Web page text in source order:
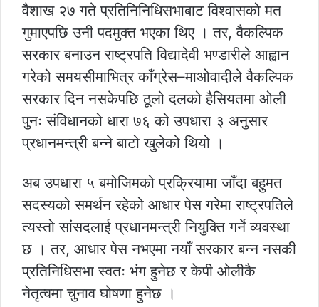
वैशाख २७ गते प्रतिनिनिधिसभाबाट विश्वासको मत
गुमाएपछि उनी पदमुक्त भएका थिए । तर, वैकल्पिक
सरकार बनाउन राष्ट्रपति विद्यादेवी भण्डारीले आह्वान
गरेको समयसीमाभित्र काँग्रेस–माओवादीले वैकल्पिक
सरकार दिन नसकेपछि ठूलो दलको हैसियतमा ओली
पुनः संविधानको धारा ७६ को उपधारा ३ अनुसार
प्रधानमन्त्री बन्ने बाटो खुलेको थियो ।
अब उपधारा ५ बमोजिमको प्रक्रियामा जाँदा बहुमत
सदस्यको समर्थन रहेको आधार पेस गरेमा राष्ट्रपतिले
त्यस्तो सांसदलाई प्रधानमन्त्री नियुक्ति गर्ने व्यवस्था
छ । तर, आधार पेस नभएमा नयाँ सरकार बन्न नसकी
प्रतिनिधिसभा स्वतः भंग हुनेछ र केपी ओलीकै
नेतृत्वमा चुनाव घोषणा हुनेछ ।